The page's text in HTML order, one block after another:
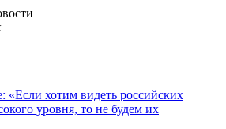
«Если хотим видеть российских
уровня, то не будем их